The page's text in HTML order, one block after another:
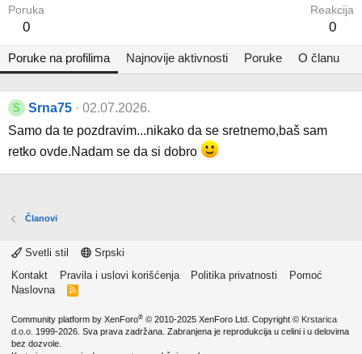
Poruka
0
Reakcija
0
Poruke na profilima Najnovije aktivnosti Poruke O članu
S Srna75
02.07.2026.
Samo da te pozdravim...nikako da se sretnemo,baš sam
retko ovde.Nadam se da si dobro
Članovi
Svetli stil
Srpski
Kontakt
Pravila i uslovi korišćenja Politika privatnosti
Pomoć
Naslovna
Community platform by XenForo® © 2010-2025 XenForo Ltd. Copyright © Krstarica
d.o.o. 1999-2026. Sva prava zadržana. Zabranjena je reprodukcija u celini i u delovima
bez dozvole.